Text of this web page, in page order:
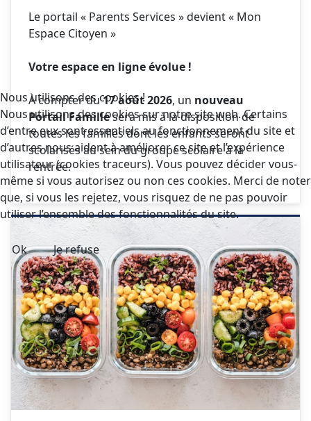
Le portail « Parents Services » devient « Mon
Espace Citoyen »
Votre espace en ligne évolue !
À compter du17 août 2026, un nouveau
Portail Famillesera mis à la disposition de
toutes les familles dont les enfants seront
scolarisés au sein du groupe scolaire à la
rentrée.
Nous utilisons des cookies !
Nous utilisons des cookies sur notre site web. Certains
d’entre eux sont essentiels au fonctionnement du site et
d’autres nous aident à améliorer ce site et l’expérience
utilisateur (cookies traceurs). Vous pouvez décider vous-
même si vous autorisez ou non ces cookies. Merci de noter
que, si vous les rejetez, vous risquez de ne pas pouvoir
utiliser l’ensemble des fonctionnalités du site.
Ok Je refuse